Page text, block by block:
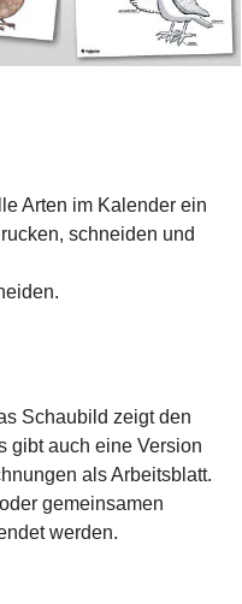
Arten im Kalender ein
schneiden und
Schaubild zeigt den
gibt auch eine Version
als Arbeitsblatt.
gemeinsamen
werden.